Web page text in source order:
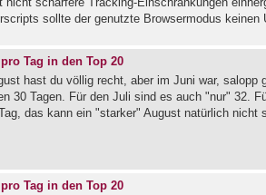
sollte der genutzte Browsermodus keinen
Tag in den Top 20
hast du völlig recht, aber im Juni war,
30 Tagen. Für den Juli sind es auch "nur" 32.
das kann ein "starker" August natürlich nicht
Tag in den Top 20